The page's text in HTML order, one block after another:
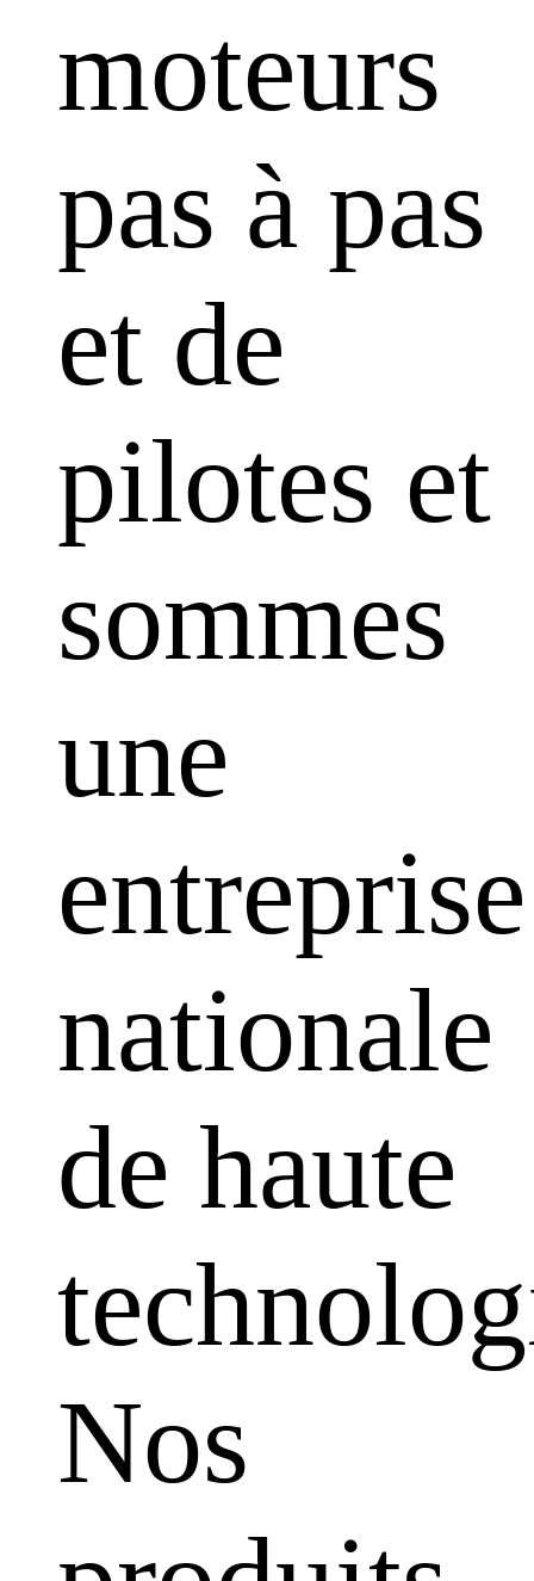
moteurs
pas à pas
et de
pilotes et
sommes
une
entreprise
nationale
de haute
Nos